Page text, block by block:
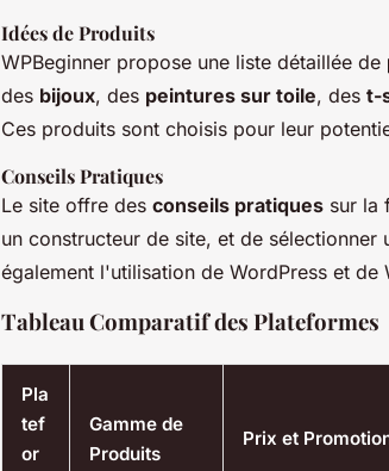
Idées de Produits
WPBeginner propose une liste détaillée de
des bijoux, des peintures sur toile, des t-
Ces produits sont choisis pour leur
Conseils Pratiques
Le site offre des conseils pratiques sur la
un constructeur de site, et de
également l'utilisation de WordPress et
Tableau Comparatif des Plateformes
Pla
tef
or
Gamme de
Produits
Prix et